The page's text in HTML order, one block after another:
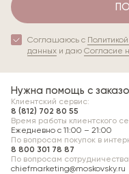
Соглашаюсь с
данных и даю Согласие
Нужна помощь с
Клиентский сервис:
8 (812) 702 80 55
Время работы клиентского
Ежедневно с 11:00 – 21:00
По вопросам
chiefmarketing@moskovsky.ru
По вопросам покупок в
8 800 301 78 87